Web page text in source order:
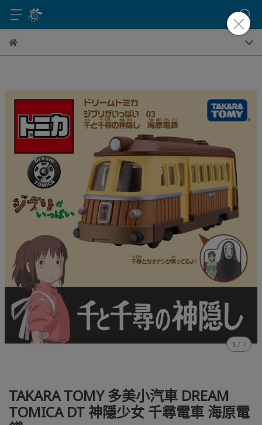
1 / 7
TAKARA TOMY 多美小汽車 DREAM
TOMICA DT 神隱少女 千尋電車 海原電